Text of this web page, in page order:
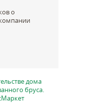
о
дома
бруса.